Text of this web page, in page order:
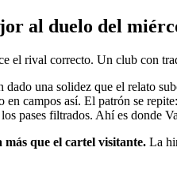
al duelo del
el rival correcto. Un club con
una solidez que el relato
campos así. El patrón se
pases filtrados. Ahí es donde
que el cartel visitante. La